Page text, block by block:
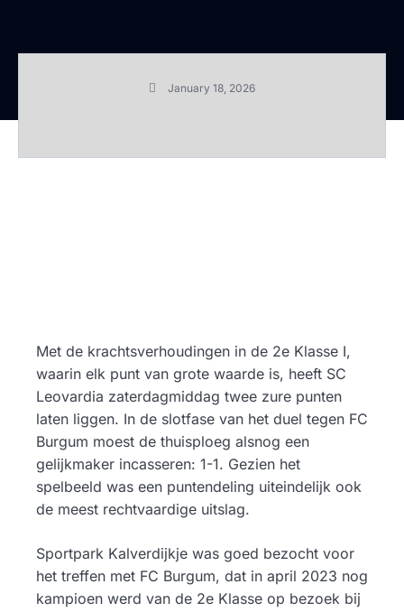
January 18, 2026
Met de krachtsverhoudingen in de 2e Klasse I,
waarin elk punt van grote waarde is, heeft SC
Leovardia zaterdagmiddag twee zure punten
laten liggen. In de slotfase van het duel tegen FC
Burgum moest de thuisploeg alsnog een
gelijkmaker incasseren: 1-1. Gezien het
spelbeeld was een puntendeling uiteindelijk ook
de meest rechtvaardige uitslag.
Sportpark Kalverdijkje was goed bezocht voor
het treffen met FC Burgum, dat in april 2023 nog
kampioen werd van de 2e Klasse op bezoek bij